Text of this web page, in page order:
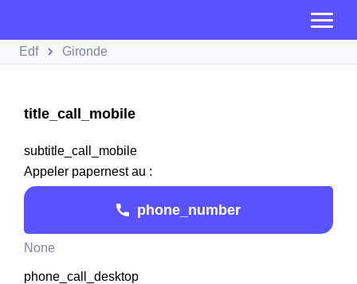
Edf Gironde
title_call_mobile
subtitle_call_mobile
Appeler papernest au :
phone_number
None
phone_call_desktop